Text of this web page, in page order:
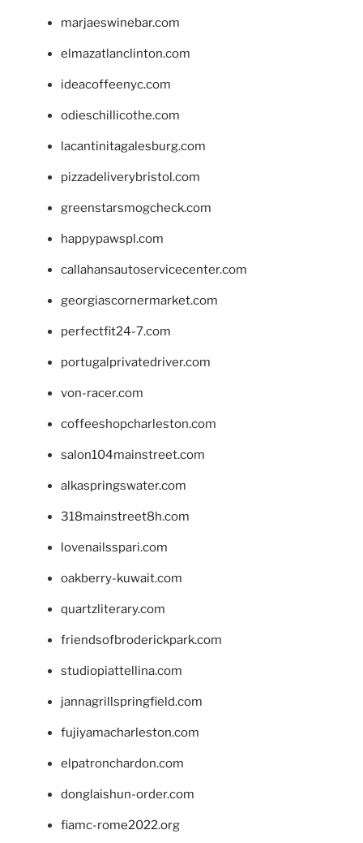
marjaeswinebar.com
elmazatlanclinton.com
ideacoffeenyc.com
odieschillicothe.com
lacantinitagalesburg.com
pizzadeliverybristol.com
greenstarsmogcheck.com
happypawspl.com
callahansautoservicecenter.com
georgiascornermarket.com
perfectfit24-7.com
portugalprivatedriver.com
von-racer.com
coffeeshopcharleston.com
salon104mainstreet.com
alkaspringswater.com
318mainstreet8h.com
lovenailsspari.com
oakberry-kuwait.com
quartzliterary.com
friendsofbroderickpark.com
studiopiattellina.com
jannagrillspringfield.com
fujiyamacharleston.com
elpatronchardon.com
donglaishun-order.com
fiamc-rome2022.org